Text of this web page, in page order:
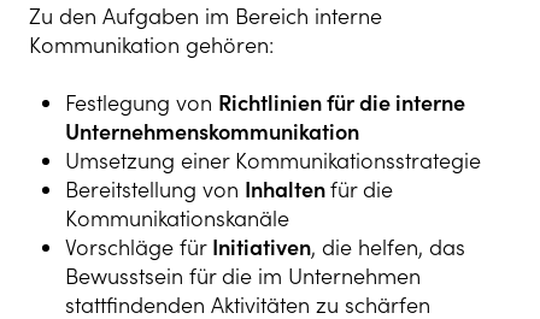
Zu den Aufgaben im Bereich interne
Kommunikation gehören:
Festlegung von Richtlinien für die interne
Unternehmenskommunikation
Umsetzung einer Kommunikationsstrategie
Bereitstellung von Inhaltenfür die
Kommunikationskanäle
Vorschläge für Initiativen, die helfen, das
Bewusstsein für die im Unternehmen
stattfindenden Aktivitäten zu schärfen